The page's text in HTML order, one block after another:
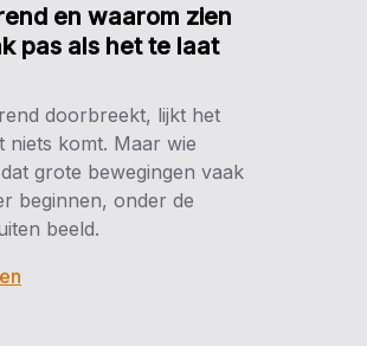
en waarom zien
pas als het te laat
doorbreekt, lijkt het
niets komt. Maar wie
grote bewegingen vaak
beginnen, onder de
beeld.